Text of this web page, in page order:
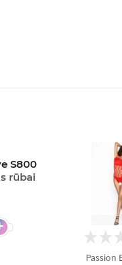
S800
rūbai
Passion